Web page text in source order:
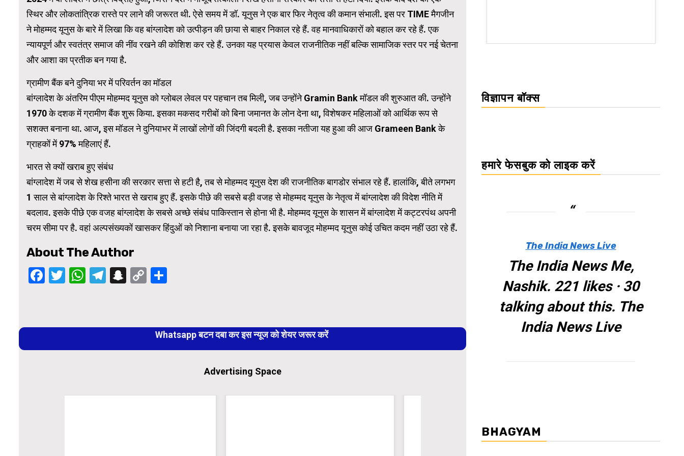
स्थिर और लोकतांत्रिक रास्ते पर लाने की जरूरत थी. ऐसे समय में डॉ. यूनुस ने एक बार फिर नेतृत्व की कमान संभाली. इस पर TIME मैगजीन
ने मोहम्मद यूनुस के बारे में लिखा कि वह बांग्लादेश को उत्पीड़न की छाया से बाहर निकाल रहे हैं. वह मानवाधिकारों को बहाल कर रहे हैं. एक
न्यायपूर्ण और स्वतंत्र समाज की नींव रखने की कोशिश कर रहे हैं. उनका यह प्रयास केवल राजनीतिक नहीं बल्कि सामाजिक स्तर पर नई चेतना
और आशा का प्रतीक बन गया है.
ग्रामीण बैंक बने दुनिया भर में परिवर्तन का मॉडल
बांग्लादेश के अंतरिम पीएम मोहम्मद यूनुस को ग्लोबल लेवल पर पहचान तब मिली, जब उन्होंने Gramin Bank मॉडल की शुरुआत की. उन्होंने
1970 के दशक में ग्रामीण बैंक शुरू किया. इसका मकसद गरीबों को बिना जमानत के लोन देना था, विशेषकर महिलाओं को आर्थिक रूप से
सशक्त बनाना था. आज, इस मॉडल ने दुनियाभर में लाखों लोगों की जिंदगी बदली है. इसका नतीजा यह हुआ की आज Grameen Bank के
ग्राहकों में 97% महिलाएं हैं.
भारत से क्यों खराब हुए संबंध
बांग्लादेश में जब से शेख हसीना की सरकार सत्ता से हटी है, तब से मोहम्मद यूनुस देश की राजनीतिक बागडोर संभाल रहे हैं. हालांकि, बीते लगभग
1 साल से बांग्लादेश के रिश्ते भारत से खराब हुए हैं. इसके पीछे की सबसे बड़ी वजह से मोहम्मद यूनुस के नेतृत्व में बांग्लादेश की विदेश नीति में
बदलाव. इसके पीछे एक वजह बांग्लादेश के सबसे अच्छे संबंध पाकिस्तान से होना भी है. मोहम्मद यूनुस के शासन में बांग्लादेश में कट्टरपंथ अपनी
चरम सीमा पर है. वहां अल्पसंख्यकों खासकर हिंदुओं को निशाना बनाया जा रहा है. इसके बावजूद मोहम्मद यूनुस कोई उचित कदम नहीं उठा रहे हैं.
About The Author
Facebook
Twitter
WhatsApp
Telegram
Snapchat
Copy
Reading
Whatsapp बटन दबा कर इस न्यूज को शेयर जरूर करें
Advertising Space
WordPress Carousel Trial Version
विज्ञापन बॉक्स
हमारे फेसबुक को लाइक करें
The India News Live
The India News Me,
Nashik. 221 likes · 30
talking about this. The
India News Live
BHAGYAM